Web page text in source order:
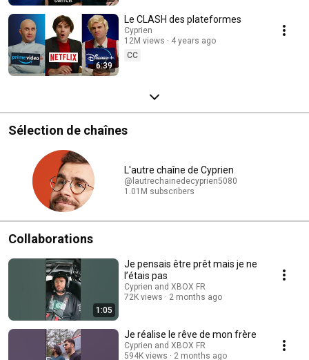
6:39
Le CLASH des plateformes
Cyprien
12M views
4 years ago
CC
Sélection de chaînes
L'autre chaîne de Cyprien
@lautrechainedecyprien5080
1.01M subscribers
Collaborations
1:05
Je pensais être prêt mais je ne
l’étais pas
Cyprien and XBOX FR
72K views
2 months ago
Je réalise le rêve de mon frère
Cyprien and XBOX FR
594K views
2 months ago